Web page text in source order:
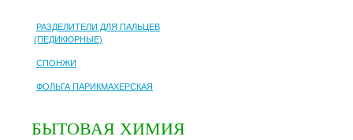
РАЗДЕЛИТЕЛИ ДЛЯ ПАЛЬЦЕВ
(ПЕДИКЮРНЫЕ)
СПОНЖИ
ФОЛЬГА ПАРИКМАХЕРСКАЯ
БЫТОВАЯ ХИМИЯ